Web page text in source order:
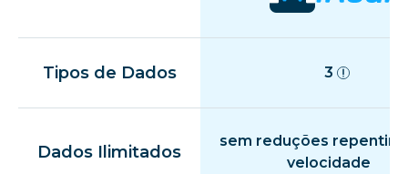
Tipos de Dados 3
Dados Ilimitados
sem reduções
velocidade